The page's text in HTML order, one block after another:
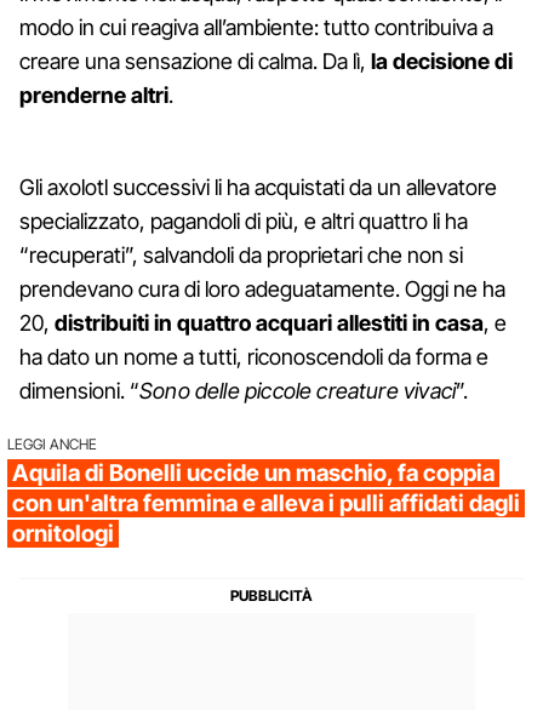
modo in cui reagiva all’ambiente: tutto contribuiva a
creare una sensazione di calma. Da lì, la decisione di
prenderne altri.
Gli axolotl successivi li ha acquistati da un allevatore
specializzato, pagandoli di più, e altri quattro li ha
“recuperati”, salvandoli da proprietari che non si
prendevano cura di loro adeguatamente. Oggi ne ha
20, distribuiti in quattro acquari allestiti in casa, e
ha dato un nome a tutti, riconoscendoli da forma e
dimensioni. “Sono delle piccole creature vivaci”.
LEGGI ANCHE
Aquila di Bonelli uccide un maschio, fa coppia
con un'altra femmina e alleva i pulli affidati dagli
ornitologi